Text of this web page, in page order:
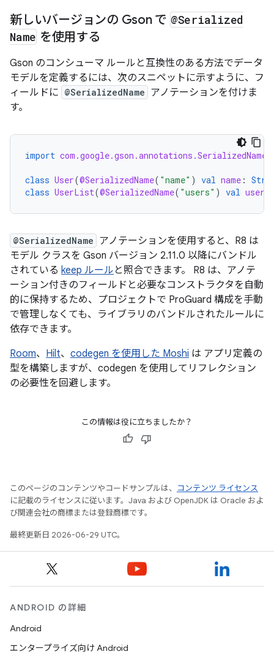
新しいバージョンの Gson で @Serialized
Name を使用する
Gson のコンシューマ ルールと互換性のある方法でデータ
モデルを定義するには、次のスニペットに示すように、フ
ィールドに @SerializedName アノテーションを付けま
す。
import com.google.gson.annotations.SerializedName
class User(@SerializedName( "name" ) val name :
class UserList(@SerializedName( "users" ) val users
@SerializedName アノテーションを使用すると、R8 は
モデル クラスを Gson バージョン 2.11.0 以降にバンドル
されている keep ルール と照合できます。 R8 は、アノテ
ーション付きのフィールドと必要なコンストラクタを自動
的に保持するため、プロジェクトで ProGuard 構成を手動
で管理しなくても、ライブラリのバンドルされたルールに
依存できます。
Room、 Hilt、 codegen を使用した Moshi は アプリ定義の
型を構築しますが、codegen を使用してリフレクション
の必要性を回避します。
この情報は役に立ちましたか？
このページのコンテンツやコードサンプルは、
コンテンツ ライセンス
に記載のライセンスに従います。Java および OpenJDK は Oracle およ
び関連会社の商標または登録商標です。
最終更新日 2026-06-29 UTC。
ANDROID の詳細
Android
エンタープライズ向け Android